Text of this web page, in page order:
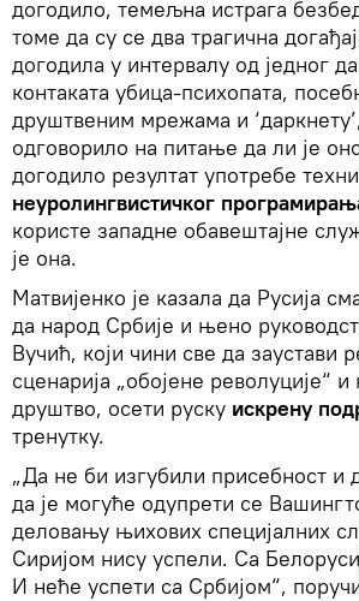
догодило, темељна истрага
томе да су се два трагична
догодила у интервалу од једног
контаката убица-психопата,
друштвеним мрежама и
одговорило на питање да ли је
догодило резултат употребе
неуролингвистичког
користе западне обавештајне
је она.
Матвијенко је казала да Русија
да народ Србије и њено
Вучић, који чини све да заустави
сценарија „обојене револуције“ и
друштво, осети руску искрену
тренутку.
„Да не би изгубили присебност и
да је могуће одупрети се
деловању њихових специјалних
Сиријом нису успели. Са
И неће успети са Србијом“,